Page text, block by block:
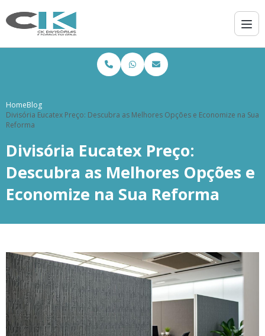
HomeBlog
Divisória Eucatex Preço: Descubra as Melhores Opções e Economize na Sua
Reforma
Divisória Eucatex Preço:
Descubra as Melhores Opções e
Economize na Sua Reforma